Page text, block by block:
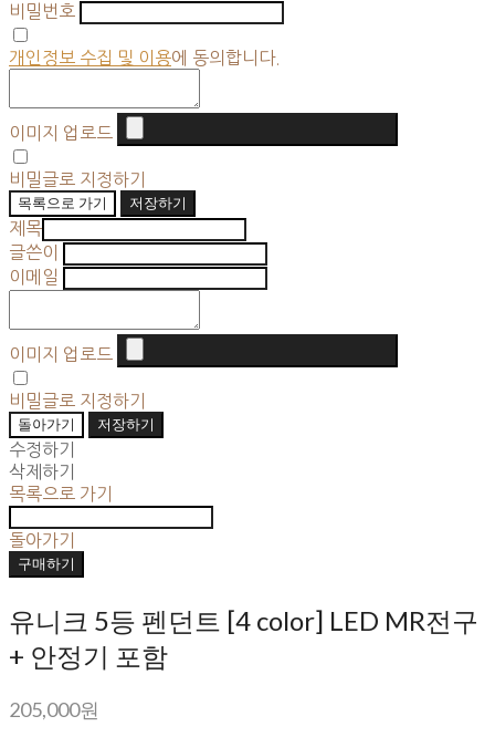
비밀번호
개인정보 수집 및 이용에 동의합니다.
이미지 업로드
비밀글로 지정하기
목록으로 가기
저장하기
제목
글쓴이
이메일
이미지 업로드
비밀글로 지정하기
돌아가기
저장하기
수정하기
삭제하기
목록으로 가기
돌아가기
구매하기
유니크 5등 펜던트 [4 color] LED MR전구
+ 안정기 포함
205,000원